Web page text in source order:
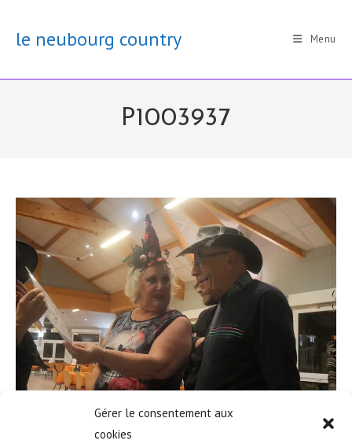
Gérer le consentement aux
cookies
contentle neubourg country Menu
P1003937